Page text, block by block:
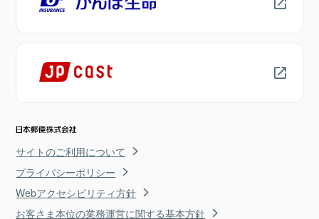
サイトのご利用について
プライバシーポリシー
Webアクセシビリティ方針
お客さま本位の業務運営に関する基本方針